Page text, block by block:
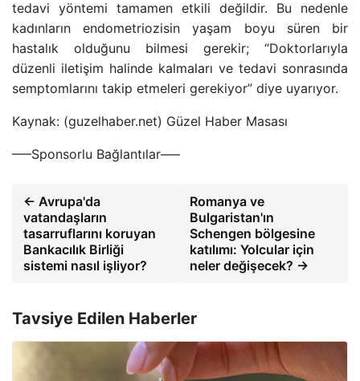
tedavi yöntemi tamamen etkili değildir. Bu nedenle
kadınların endometriozisin yaşam boyu süren bir
hastalık olduğunu bilmesi gerekir; “Doktorlarıyla
düzenli iletişim halinde kalmaları ve tedavi sonrasında
semptomlarını takip etmeleri gerekiyor” diye uyarıyor.
Kaynak: (guzelhaber.net) Güzel Haber Masası
—–Sponsorlu Bağlantılar—–
← Avrupa'da
vatandaşların
tasarruflarını koruyan
Bankacılık Birliği
sistemi nasıl işliyor?
Romanya ve
Bulgaristan'ın
Schengen bölgesine
katılımı: Yolcular için
neler değişecek? →
Tavsiye Edilen Haberler